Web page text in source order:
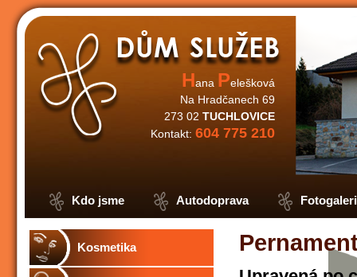
Hana Pelešková
Na Hradčanech 69
273 02 TUCHLOVICE
Kontakt: 604 775 210
Kdo jsme Autodoprava
Kosmetika